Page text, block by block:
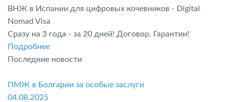
ВНЖ в Испании для цифровых кочевников - Digital
Nomad Visa
Сразу на 3 года - за 20 дней! Договор. Гарантии!
Подробнее
Последние новости
ПМЖ в Болгарии за особые заслуги
04.08.2025